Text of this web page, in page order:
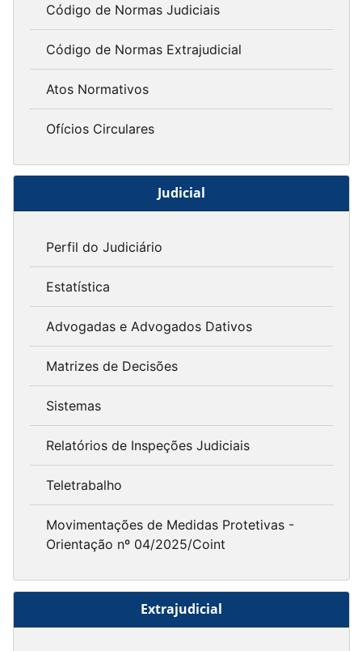
Código de Normas Judiciais
Código de Normas Extrajudicial
Atos Normativos
Ofícios Circulares
Judicial
Perfil do Judiciário
Estatística
Advogadas e Advogados Dativos
Matrizes de Decisões
Sistemas
Relatórios de Inspeções Judiciais
Teletrabalho
Movimentações de Medidas Protetivas -
Orientação nº 04/2025/Coint
Extrajudicial